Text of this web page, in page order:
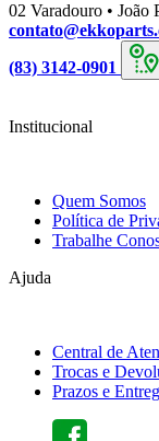
02 Varadouro • João
(83) 3142-0901
Institucional
Quem Somos
Política de
Trabalhe
Ajuda
Central de
Trocas e
Prazos e